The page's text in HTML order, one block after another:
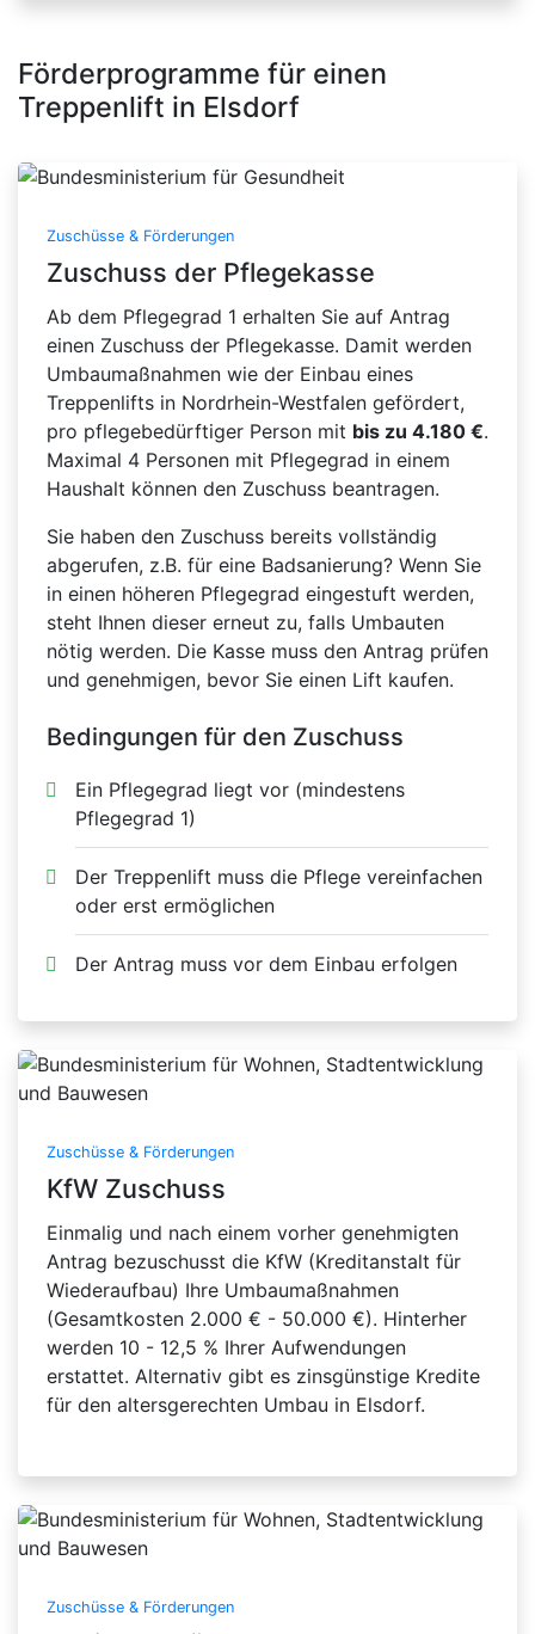
Förderprogramme für einen
Treppenlift in Elsdorf
Zuschüsse & Förderungen
Zuschuss der Pflegekasse
Ab dem Pflegegrad 1 erhalten Sie auf Antrag
einen Zuschuss der Pflegekasse. Damit werden
Umbaumaßnahmen wie der Einbau eines
Treppenlifts in Nordrhein-Westfalen gefördert,
pro pflegebedürftiger Person mit bis zu 4.180 €.
Maximal 4 Personen mit Pflegegrad in einem
Haushalt können den Zuschuss beantragen.
Sie haben den Zuschuss bereits vollständig
abgerufen, z.B. für eine Badsanierung? Wenn Sie
in einen höheren Pflegegrad eingestuft werden,
steht Ihnen dieser erneut zu, falls Umbauten
nötig werden. Die Kasse muss den Antrag prüfen
und genehmigen, bevor Sie einen Lift kaufen.
Bedingungen für den Zuschuss
Ein Pflegegrad liegt vor (mindestens
Pflegegrad 1)
Der Treppenlift muss die Pflege vereinfachen
oder erst ermöglichen
Der Antrag muss vor dem Einbau erfolgen
Zuschüsse & Förderungen
KfW Zuschuss
Einmalig und nach einem vorher genehmigten
Antrag bezuschusst die KfW (Kreditanstalt für
Wiederaufbau) Ihre Umbaumaßnahmen
(Gesamtkosten 2.000 € - 50.000 €). Hinterher
werden 10 - 12,5 % Ihrer Aufwendungen
erstattet. Alternativ gibt es zinsgünstige Kredite
für den altersgerechten Umbau in Elsdorf.
Zuschüsse & Förderungen